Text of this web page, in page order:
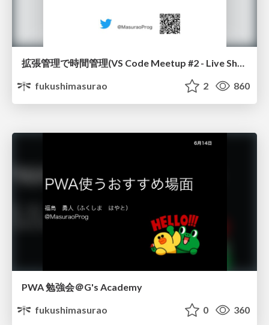
拡張管理で時間管理(VS Code Meetup #2 - Live Share編)
fukushimasurao
2 860
PWA 勉強会＠G's Academy
fukushimasurao
0 360